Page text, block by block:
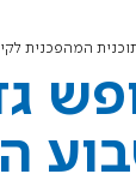
המהפכנית